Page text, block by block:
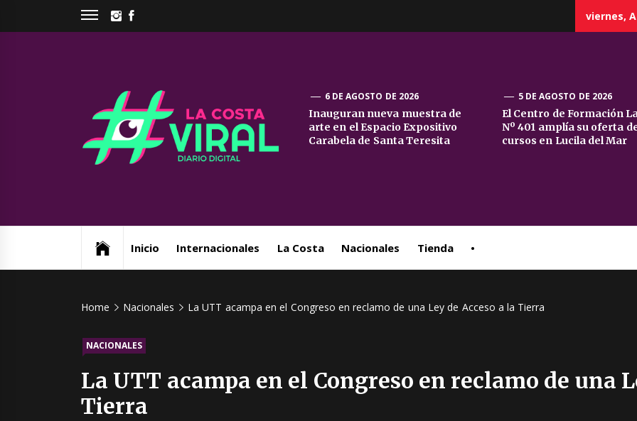
INSTAGRAM
viernes,
La
Costa
6 DE AGOSTO DE 2026
Inauguran nueva muestra de
arte en el Espacio Expositivo
Carabela de Santa Teresita
5 DE AGOSTO DE 2026
El Centro de Formación
Nº 401 amplía su oferta
cursos en Lucila del Mar
Inicio Internacionales La Costa Nacionales Tienda •
Home Nacionales La UTT acampa en el Congreso en reclamo de una Ley de Acceso a la Tierra
NACIONALES
La UTT acampa en el Congreso en reclamo de una
Tierra